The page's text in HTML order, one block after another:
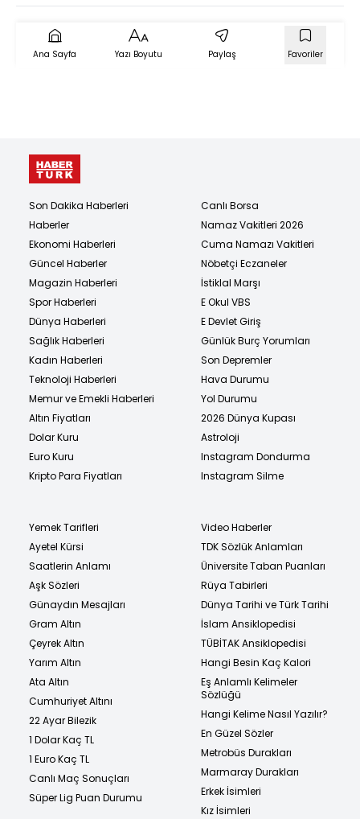
Ana Sayfa Yazı Boyutu Paylaş Favoriler
Son Dakika Haberleri
Haberler
Ekonomi Haberleri
Güncel Haberler
Magazin Haberleri
Spor Haberleri
Dünya Haberleri
Sağlık Haberleri
Kadın Haberleri
Teknoloji Haberleri
Memur ve Emekli Haberleri
Altın Fiyatları
Dolar Kuru
Euro Kuru
Kripto Para Fiyatları
Canlı Borsa
Namaz Vakitleri 2026
Cuma Namazı Vakitleri
Nöbetçi Eczaneler
İstiklal Marşı
E Okul VBS
E Devlet Giriş
Günlük Burç Yorumları
Son Depremler
Hava Durumu
Yol Durumu
2026 Dünya Kupası
Astroloji
Instagram Dondurma
Instagram Silme
Yemek Tarifleri
Ayetel Kürsi
Saatlerin Anlamı
Aşk Sözleri
Günaydın Mesajları
Gram Altın
Çeyrek Altın
Yarım Altın
Ata Altın
Cumhuriyet Altını
22 Ayar Bilezik
1 Dolar Kaç TL
1 Euro Kaç TL
Canlı Maç Sonuçları
Süper Lig Puan Durumu
Video Haberler
TDK Sözlük Anlamları
Üniversite Taban Puanları
Rüya Tabirleri
Dünya Tarihi ve Türk Tarihi
İslam Ansiklopedisi
TÜBİTAK Ansiklopedisi
Hangi Besin Kaç Kalori
Eş Anlamlı Kelimeler
Sözlüğü
Hangi Kelime Nasıl Yazılır?
En Güzel Sözler
Metrobüs Durakları
Marmaray Durakları
Erkek İsimleri
Kız İsimleri